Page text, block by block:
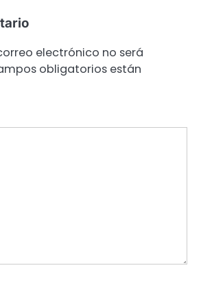
electrónico no será
obligatorios están